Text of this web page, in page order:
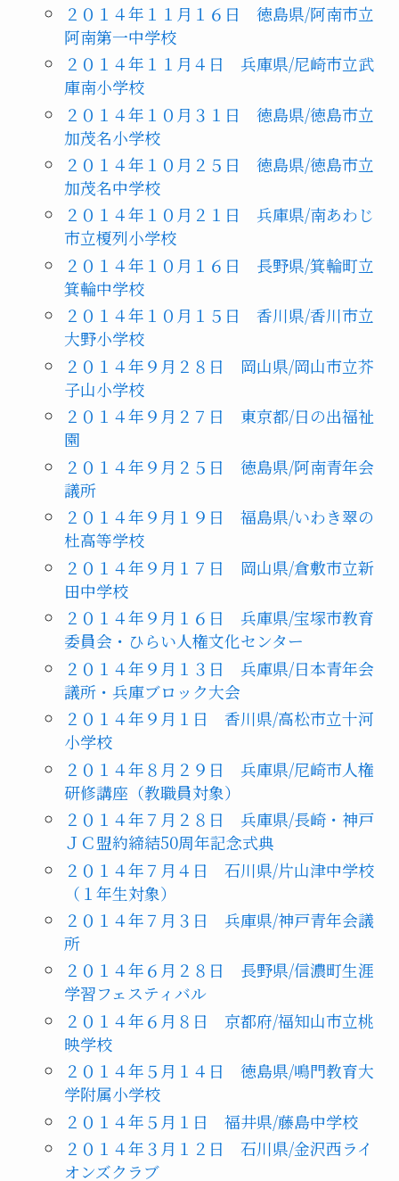
２０１４年１１月１６日 徳島県/阿南市立
阿南第一中学校
２０１４年１１月４日 兵庫県/尼崎市立武
庫南小学校
２０１４年１０月３１日 徳島県/徳島市立
加茂名小学校
２０１４年１０月２５日 徳島県/徳島市立
加茂名中学校
２０１４年１０月２１日 兵庫県/南あわじ
市立榎列小学校
２０１４年１０月１６日 長野県/箕輪町立
箕輪中学校
２０１４年１０月１５日 香川県/香川市立
大野小学校
２０１４年９月２８日 岡山県/岡山市立芥
子山小学校
２０１４年９月２７日 東京都/日の出福祉
園
２０１４年９月２５日 徳島県/阿南青年会
議所
２０１４年９月１９日 福島県/いわき翠の
杜高等学校
２０１４年９月１７日 岡山県/倉敷市立新
田中学校
２０１４年９月１６日 兵庫県/宝塚市教育
委員会・ひらい人権文化センター
２０１４年９月１３日 兵庫県/日本青年会
議所・兵庫ブロック大会
２０１４年９月１日 香川県/高松市立十河
小学校
２０１４年８月２９日 兵庫県/尼崎市人権
研修講座（教職員対象）
２０１４年７月２８日 兵庫県/長崎・神戸
ＪＣ盟約締結50周年記念式典
２０１４年７月４日 石川県/片山津中学校
（１年生対象）
２０１４年７月３日 兵庫県/神戸青年会議
所
２０１４年６月２８日 長野県/信濃町生涯
学習フェスティバル
２０１４年６月８日 京都府/福知山市立桃
映学校
２０１４年５月１４日 徳島県/鳴門教育大
学附属小学校
２０１４年５月１日 福井県/藤島中学校
２０１４年３月１２日 石川県/金沢西ライ
オンズクラブ